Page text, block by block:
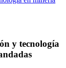
y tecnología